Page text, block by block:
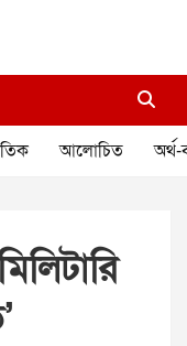
আলোচিত অর্থ-